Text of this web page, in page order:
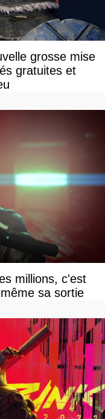
grosse mise
gratuites et
millions, c'est
sa sortie